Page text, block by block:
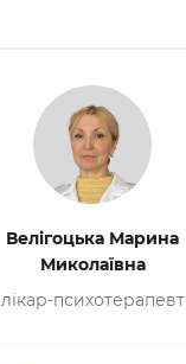
Велігоцька Марина
Миколаївна
лікар-психотерапевт